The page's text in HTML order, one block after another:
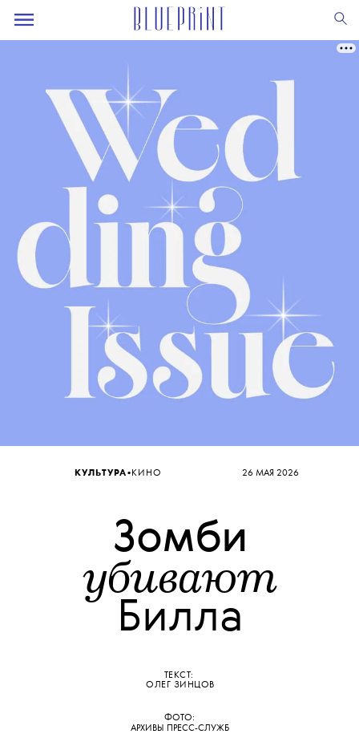
26 МАЯ 2026
КУЛЬТУРА•КИНО
Зомби
убивают
Билла
ТЕКСТ:
ОЛЕГ ЗИНЦОВ
ФОТО:
АРХИВЫ ПРЕСС-СЛУЖБ